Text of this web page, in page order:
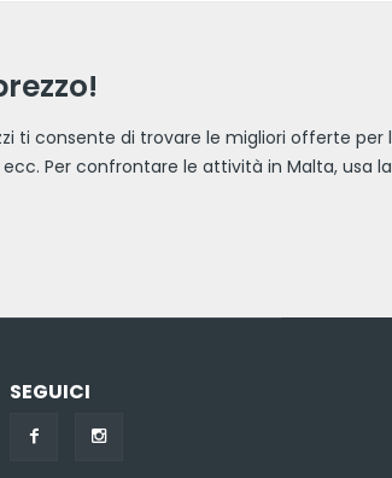
ti consente di trovare le migliori offerte per
Per confrontare le attività in Malta, usa la
SEGUICI